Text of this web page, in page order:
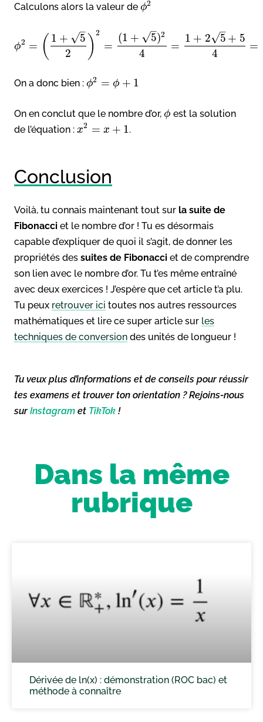
Calculons alors la valeur de ϕ2
ϕ2 = ( 1 + 5
–
√
2
) 2
=
(1 + 5
–
√ )2
4
=
1 + 2 5
–
√ + 5
4
=
On a donc bien : ϕ2 = ϕ + 1
On en conclut que le nombre d’or, ϕ est la solution
de l’équation : x2 = x + 1.
Conclusion
Voilà, tu connais maintenant tout sur la suite de
Fibonacci et le nombre d’or ! Tu es désormais
capable d’expliquer de quoi il s’agit, de donner les
propriétés des suites de Fibonacci et de comprendre
son lien avec le nombre d’or. Tu t’es même entraîné
avec deux exercices ! J’espère que cet article t’a plu.
Tu peux retrouver ici toutes nos autres ressources
mathématiques et lire ce super article sur les
techniques de conversion des unités de longueur !
Tu veux plus d’informations et de conseils pour réussir
tes examens et trouver ton orientation ? Rejoins-nous
surInstagram et TikTok !
Dans la même
rubrique
Dérivée de ln(x) : démonstration (ROC bac) et
méthode à connaître